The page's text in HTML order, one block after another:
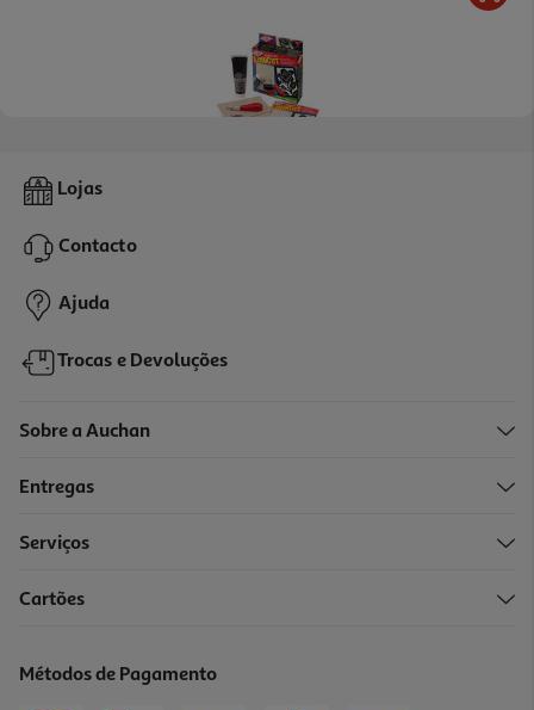
Conjunto Iniciação Essdee Linóleo 7 Peças
18,99 €
Lojas
Contacto
Ajuda
Trocas e Devoluções
Sobre a Auchan
Entregas
Serviços
Cartões
Métodos de Pagamento